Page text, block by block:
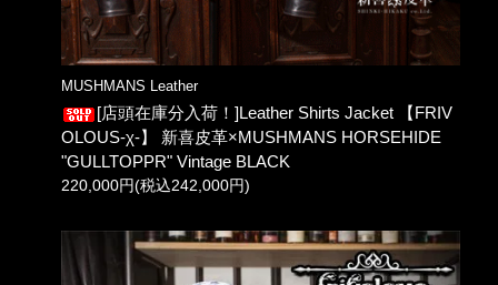
MUSHMANS Leather
[店頭在庫分入荷！]Leather Shirts Jacket 【FRIV
OLOUS-χ-】 新喜皮革×MUSHMANS HORSEHIDE
"GULLTOPPR" Vintage BLACK
220,000円(税込242,000円)